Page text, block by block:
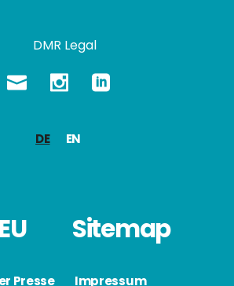
DE EN
Presse
Sitemap
Impressum